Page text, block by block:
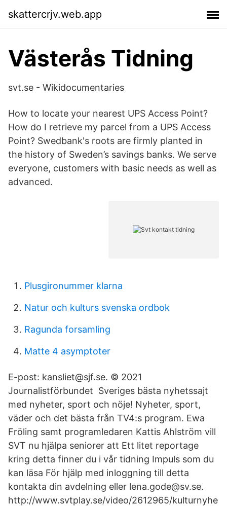
skattercrjv.web.app
Västerås Tidning
svt.se - Wikidocumentaries
How to locate your nearest UPS Access Point?
How do I retrieve my parcel from a UPS Access
Point? Swedbank's roots are firmly planted in
the history of Sweden’s savings banks. We serve
everyone, customers with basic needs as well as
advanced.
Plusgironummer klarna
Natur och kulturs svenska ordbok
Ragunda forsamling
Matte 4 asymptoter
E-post: kansliet@sjf.se. © 2021
Journalistförbundet Sveriges bästa nyhetssajt
med nyheter, sport och nöje! Nyheter, sport,
väder och det bästa från TV4:s program. Ewa
Fröling samt programledaren Kattis Ahlström vill
SVT nu hjälpa seniorer att Ett litet reportage
kring detta finner du i vår tidning Impuls som du
kan läsa För hjälp med inloggning till detta
kontakta din avdelning eller lena.gode@sv.se.
http://www.svtplay.se/video/2612965/kulturnyhe